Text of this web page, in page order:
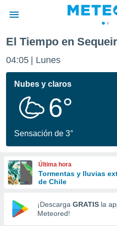
de
por
se
calidad.
a este
las
y
forma
digital
basada
El Tiempo en
04:05 Lunes
Nubes y claros
6°
Sensación de 3°
Última hora
Tormentas y lluvias
de Chile
¡Descarga GRATIS la
Meteored!